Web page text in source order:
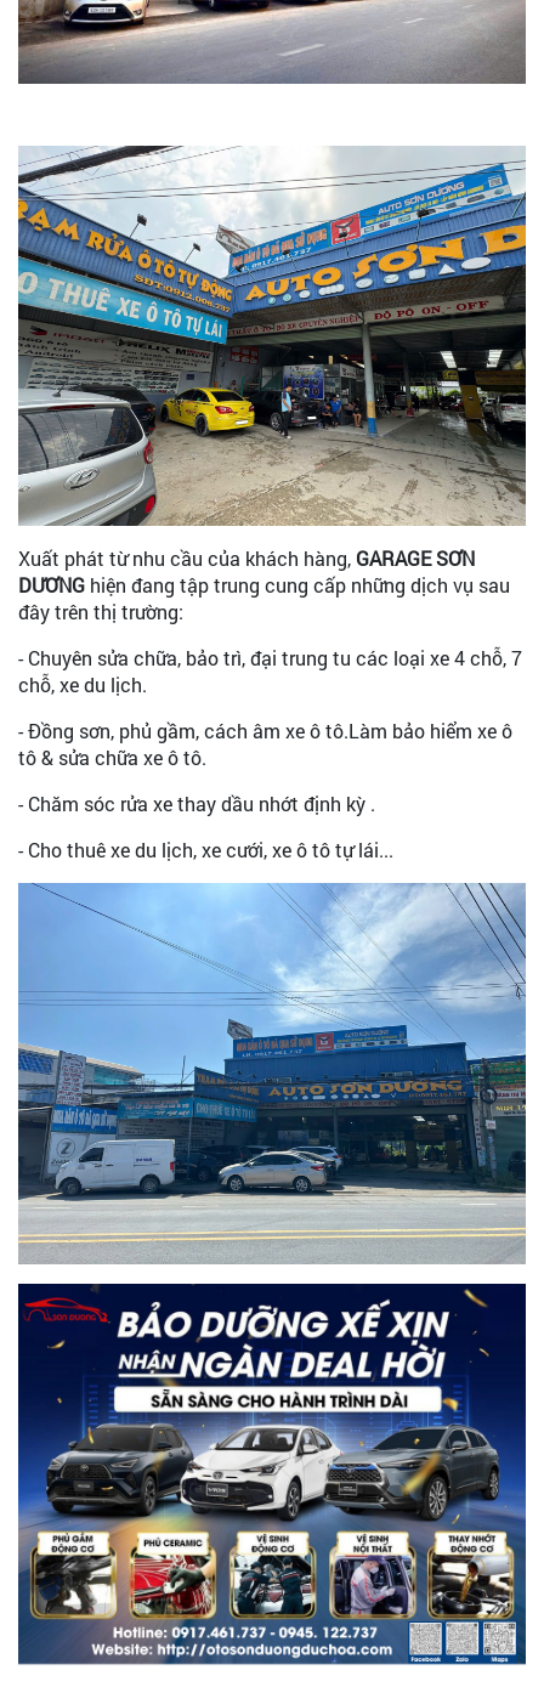
Xuất phát từ nhu cầu của khách hàng, GARAGE SƠN
DƯƠNG hiện đang tập trung cung cấp những dịch vụ sau
đây trên thị trường:
- Chuyên sửa chữa, bảo trì, đại trung tu các loại xe 4 chỗ, 7
chỗ, xe du lịch.
- Đồng sơn, phủ gầm, cách âm xe ô tô.Làm bảo hiểm xe ô
tô & sửa chữa xe ô tô.
- Chăm sóc rửa xe thay dầu nhớt định kỳ .
- Cho thuê xe du lịch, xe cưới, xe ô tô tự lái...